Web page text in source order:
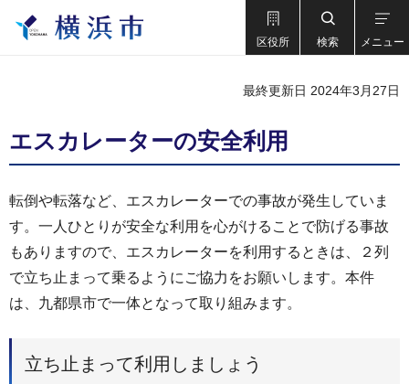
区役所 検索 メニュー
最終更新日 2024年3月27日
エスカレーターの安全利用
転倒や転落など、エスカレーターでの事故が発生していま
す。一人ひとりが安全な利用を心がけることで防げる事故
もありますので、エスカレーターを利用するときは、２列
で立ち止まって乗るようにご協力をお願いします。本件
は、九都県市で一体となって取り組みます。
立ち止まって利用しましょう